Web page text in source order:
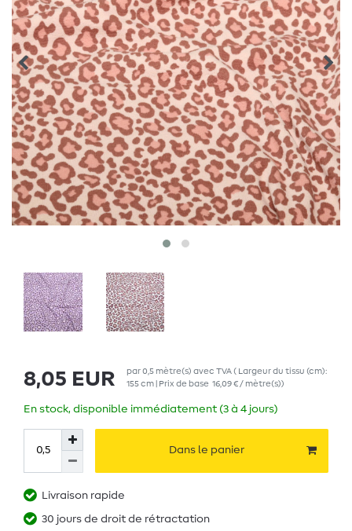
8,05 EUR par0,5 mètre(s) avec TVA( Largeur du tissu (cm):
155 cm | Prix de base 16,09 € / mètre(s))
En stock, disponible immédiatement (3 à 4 jours)
Dans le panier
Livraison rapide
30 jours de droit de rétractation